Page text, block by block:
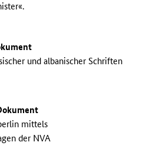
und albanischer Schriften
mittels
der NVA